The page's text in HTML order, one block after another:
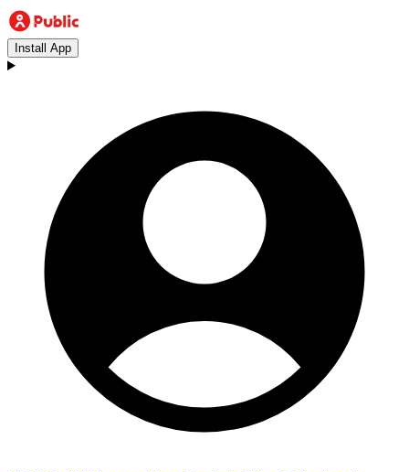
Install App